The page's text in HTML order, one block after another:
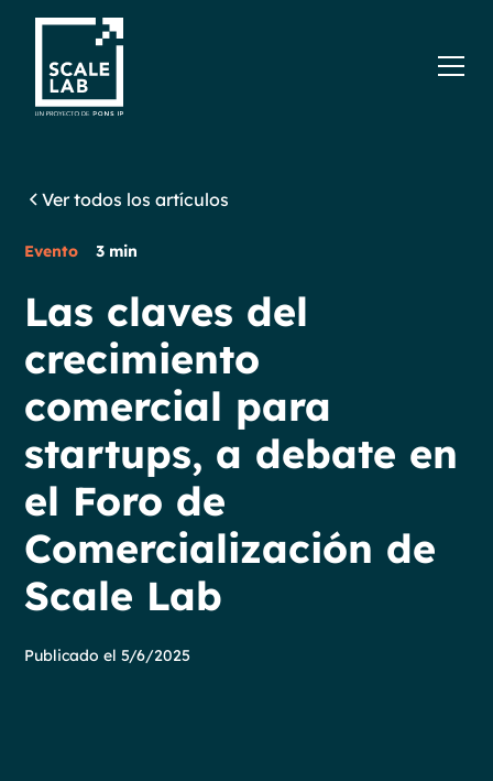
Ver todos los artículos
Evento 3 min
Las claves del
crecimiento
comercial para
startups, a debate en
el Foro de
Comercialización de
Scale Lab
Publicado el 5/6/2025